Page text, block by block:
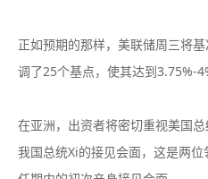
正如预期的那样，美联储周三将
调了25个基点，使其达到3.75%-
在亚洲，出资者将密切重视美国总
我国总统Xi的接见会面，这是两